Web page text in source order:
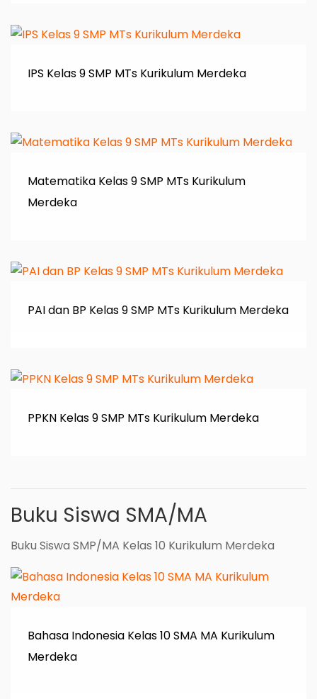
IPS Kelas 9 SMP MTs Kurikulum Merdeka
Matematika Kelas 9 SMP MTs Kurikulum
Merdeka
PAI dan BP Kelas 9 SMP MTs Kurikulum Merdeka
PPKN Kelas 9 SMP MTs Kurikulum Merdeka
Buku Siswa SMA/MA
Buku Siswa SMP/MA Kelas 10 Kurikulum Merdeka
Bahasa Indonesia Kelas 10 SMA MA Kurikulum
Merdeka